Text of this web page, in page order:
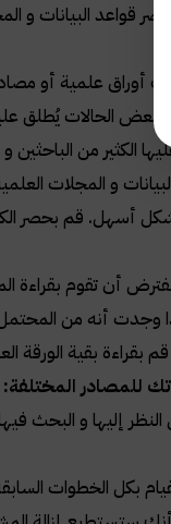
قواعد البيانات و
أوراق علمية أو
بعض الحالات يُطلق
الكثير من الباحثين و
و المجلات
أسهل. قم بحصر
أن تقوم بقراءة
وجدت أنه من
بقية الورقة
للمصادر المختلفة:
النظر إليها و البحث
بكل الخطوات